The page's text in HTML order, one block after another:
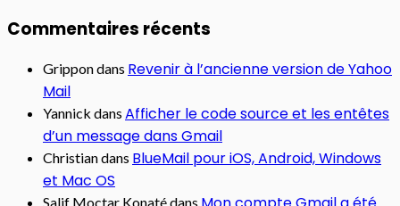
Commentaires récents
Grippondans Revenir à l’ancienne version de Yahoo
Mail
Yannick dans Afficher le code source et les entêtes
d’un message dans Gmail
Christiandans BlueMail pour iOS, Android, Windows
et Mac OS
Salif Moctar Konatédans